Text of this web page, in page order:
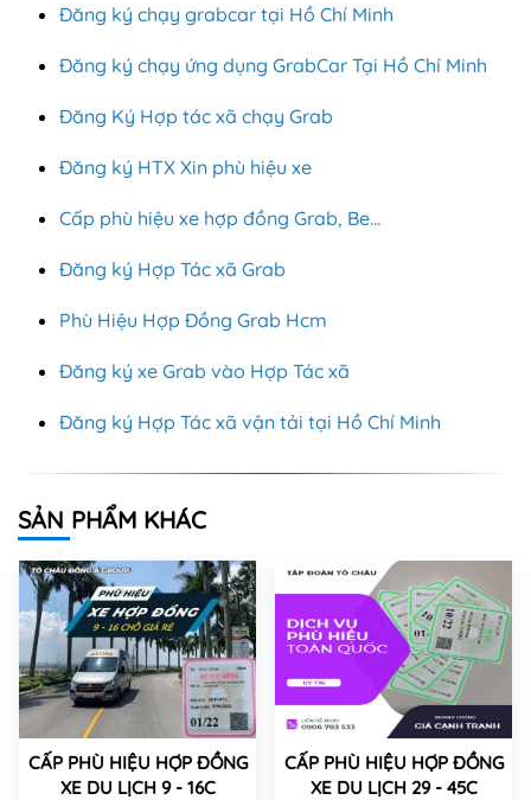
Đăng ký chạy grabcar tại Hồ Chí Minh
Đăng ký chạy ứng dụng GrabCar Tại Hồ Chí Minh
Đăng Ký Hợp tác xã chạy Grab
Đăng ký HTX Xin phù hiệu xe
Cấp phù hiệu xe hợp đồng Grab, Be...
Đăng ký Hợp Tác xã Grab
Phù Hiệu Hợp Đồng Grab Hcm
Đăng ký xe Grab vào Hợp Tác xã
Đăng ký Hợp Tác xã vận tải tại Hồ Chí Minh
SẢN PHẨM KHÁC
CẤP PHÙ HIỆU HỢP ĐỒNG
XE DU LỊCH 9 - 16C
CẤP PHÙ HIỆU HỢP ĐỒNG
XE DU LỊCH 29 - 45C